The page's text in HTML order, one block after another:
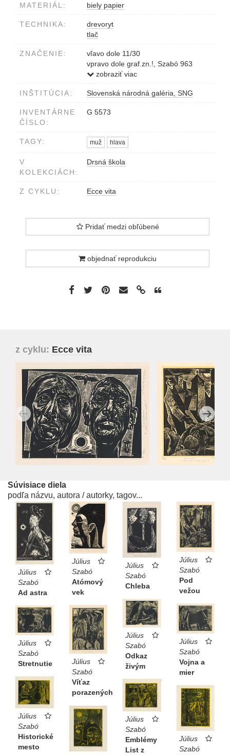
MATERIÁL: biely papier
TECHNIKA:
drevoryt
tlač
ZNAČENIE:
vľavo dole 11/30
vpravo dole graf.zn.!, Szabó 963
v strede Odsúdenci z cyklu 'Ecce vita'
zobraziť viac
INŠTITÚCIA: Slovenská národná galéria, SNG
INVENTÁRNE
ČÍSLO:
G 5573
TAGY: muž hlava
V
KOLEKCIÁCH:
Drsná škola
Z CYKLU: Ecce vita
Pridať medzi obľúbené
objednať reprodukciu
z cyklu: Ecce vita
Súvisiace diela
podľa názvu, autora / autorky, tagov...
Július
Szabó
Ad astra
Július
Szabó
Atómový
vek
Július
Szabó
Chleba
Július
Szabó
Pod
vežou
Július
Szabó
Odkaz
živým
Július
Szabó
Vojna a
mier
Július
Szabó
Víťaz
porazených
Július
Szabó
Stretnutie
Július
Szabó
Historické
mesto
Július
Szabó
Emblémy
List z
Július
Szabó